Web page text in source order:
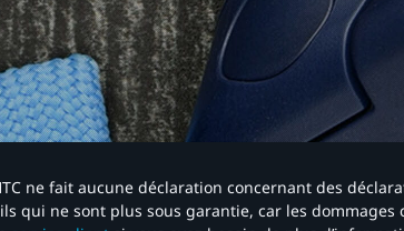
ne fait aucune déclaration concernant des
qui ne sont plus sous garantie, car les dommages